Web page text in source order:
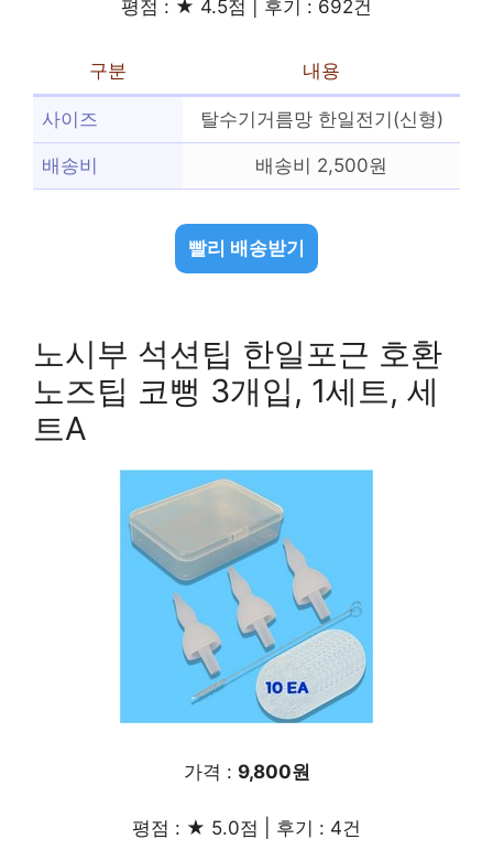
평점 : ★ 4.5점 | 후기 : 692건
구분 내용
사이즈 탈수기거름망 한일전기(신형)
배송비 배송비 2,500원
빨리 배송받기
노시부 석션팁 한일포근 호환
노즈팁 코뻥 3개입, 1세트, 세
트A
가격 : 9,800원
평점 : ★ 5.0점 | 후기 : 4건